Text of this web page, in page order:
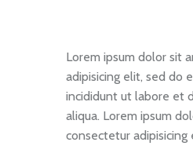
Lorem ipsum dolor sit
adipisicing elit, sed do
incididunt ut labore et
aliqua. Lorem ipsum
consectetur adipisicing